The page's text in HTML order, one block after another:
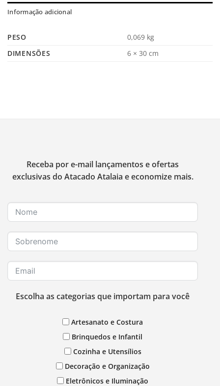
Informação adicional
PESO
0,069 kg
DIMENSÕES
6 × 30 cm
Receba por e-mail lançamentos e ofertas
exclusivas do Atacado Atalaia e economize mais.
Escolha as categorias que importam para você
Artesanato e Costura
Brinquedos e Infantil
Cozinha e Utensílios
Decoração e Organização
Eletrônicos e Iluminação